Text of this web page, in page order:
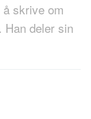
skrive om
deler sin